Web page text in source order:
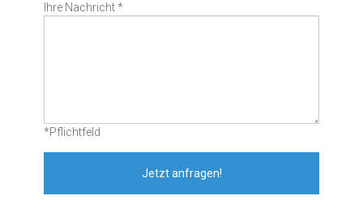
Ihre Nachricht *
*Pflichtfeld
Jetzt anfragen!